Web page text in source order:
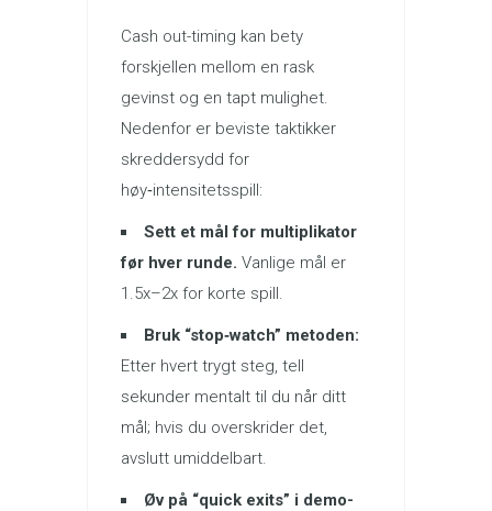
Cash out-timing kan bety
forskjellen mellom en rask
gevinst og en tapt mulighet.
Nedenfor er beviste taktikker
skreddersydd for
høy‑intensitetsspill:
Sett et mål for multiplikator
før hver runde. Vanlige mål er
1.5x–2x for korte spill.
Bruk “stop‑watch” metoden:
Etter hvert trygt steg, tell
sekunder mentalt til du når ditt
mål; hvis du overskrider det,
avslutt umiddelbart.
Øv på “quick exits” i demo-